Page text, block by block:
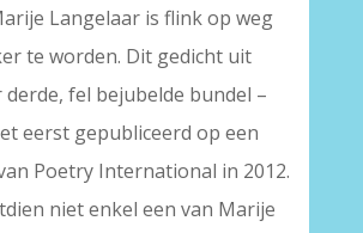
Langelaar is flink op weg
te worden. Dit gedicht uit
fel bejubelde bundel –
eerst gepubliceerd op een
Poetry International in 2012.
niet enkel een van Marije